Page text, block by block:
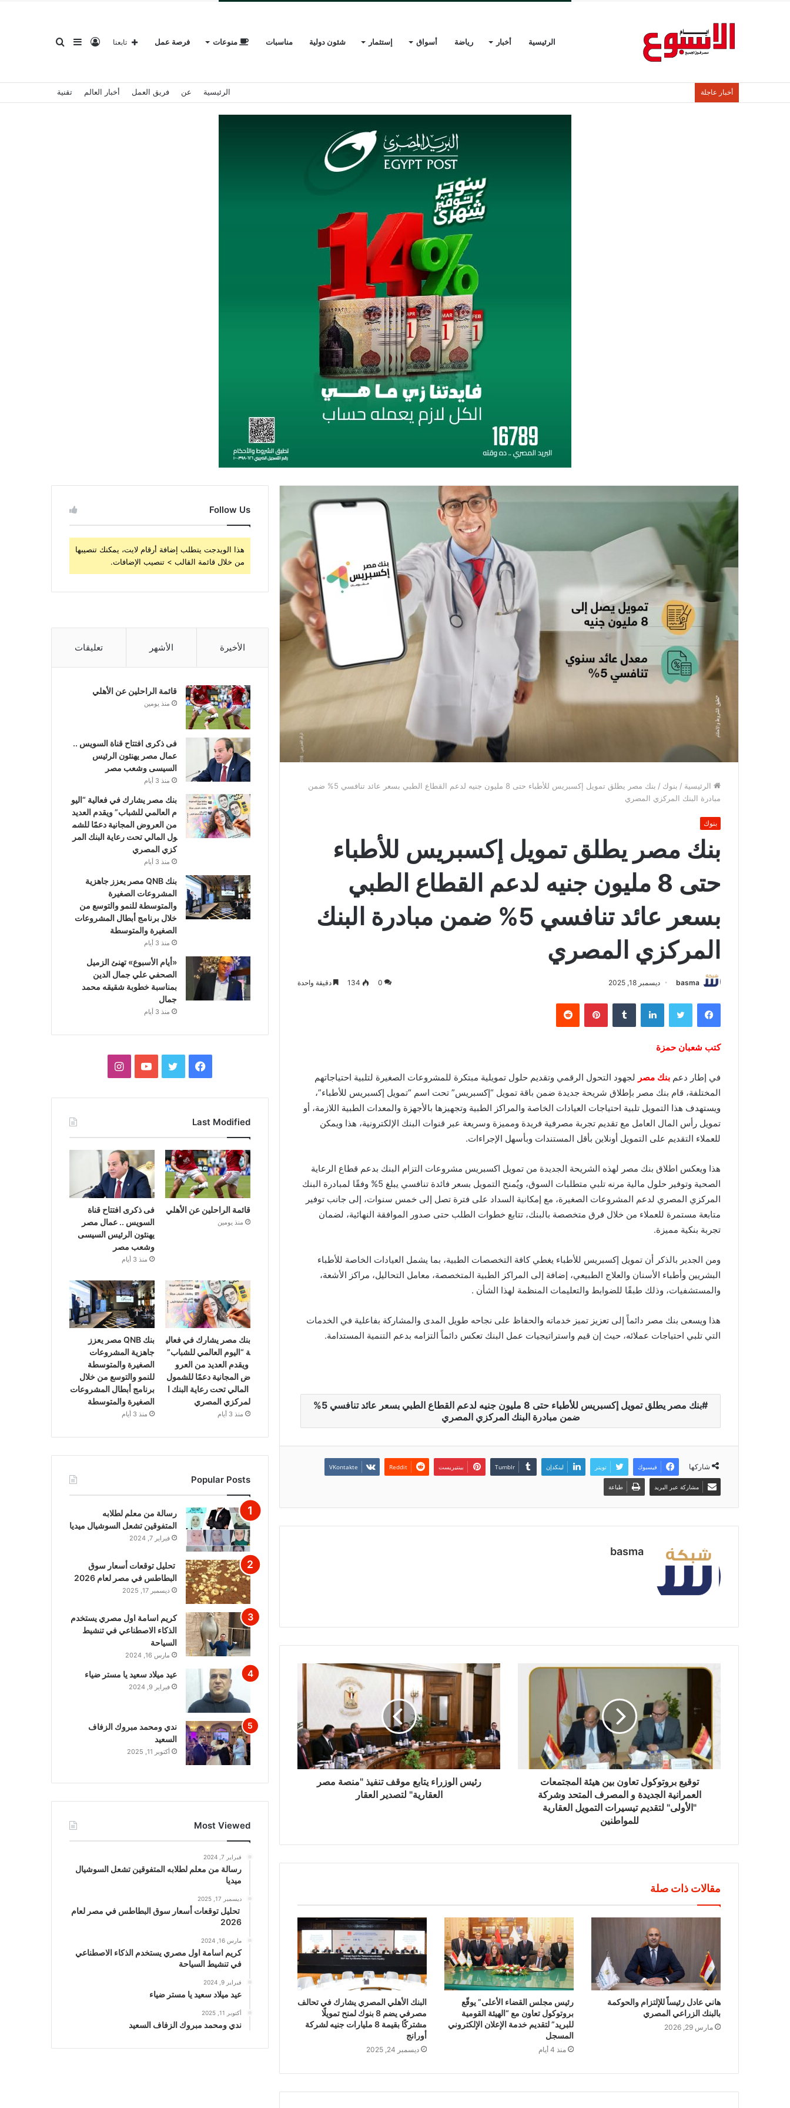
الرئيسية أخبار رياضة أسواق إستثمار شئون دولية مناسبات منوعات فرصة عمل بحثإضافةتسجيل تابعنا
أخبار عاجلة الرئيسية عن فريق العمل أخبار العالم تقنية
الرئيسية / بنوك /
بنك مصر يطلق تمويل إكسبريس للأطباء حتى 8 مليون جنيه لدعم القطاع الطبي بسعر عائد تنافسي 5% ضمن
مبادرة البنك المركزي المصري
بنوك
بنك مصر يطلق تمويل إكسبريس للأطباء
حتى 8 مليون جنيه لدعم القطاع الطبي
بسعر عائد تنافسي 5% ضمن مبادرة البنك
المركزي المصري
basma ديسمبر 18, 2025 0
134 دقيقة واحدة
فيسبوك تويتر لينكدإن بينتيريست
كتب شعبان حمزة
في إطار دعم بنك مصر لجهود التحول الرقمي وتقديم حلول تمويلية مبتكرة للمشروعات الصغيرة لتلبية احتياجاتهم
المختلفة، قام بنك مصر بإطلاق شريحة جديدة ضمن باقة تمويل “إكسبريس” تحت اسم “تمويل إكسبريس للأطباء”،
ويستهدف هذا التمويل تلبية احتياجات العيادات الخاصة والمراكز الطبية وتجهيزها بالأجهزة والمعدات الطبية اللازمة، أو
تمويل رأس المال العامل مع تقديم تجربة مصرفية فريدة ومميزة وسريعة عبر قنوات البنك الإلكترونية، هذا ويمكن
للعملاء التقديم على التمويل أونلاين بأقل المستندات وبأسهل الإجراءات.
هذا ويعكس اطلاق بنك مصر لهذه الشريحة الجديدة من تمويل اكسبريس مشروعات التزام البنك بدعم قطاع الرعاية
الصحية وتوفير حلول مالية مرنه تلبي متطلبات السوق، ويُمنح التمويل بسعر فائدة تنافسي يبلغ 5% وفقًا لمبادرة البنك
المركزي المصري لدعم المشروعات الصغيرة، مع إمكانية السداد على فترة تصل إلى خمس سنوات، إلى جانب توفير
متابعة مستمرة للعملاء من خلال فرق متخصصة بالبنك، تتابع خطوات الطلب حتى صدور الموافقة النهائية، لضمان
تجربة بنكية مميزة.
ومن الجدير بالذكر أن تمويل إكسبريس للأطباء يغطي كافة التخصصات الطبية، بما يشمل العيادات الخاصة للأطباء
البشريين وأطباء الأسنان والعلاج الطبيعي، إضافة إلى المراكز الطبية المتخصصة، معامل التحاليل، مراكز الأشعة،
والمستشفيات، وذلك طبقًا للضوابط والتعليمات المنظمة لهذا الشأن .
هذا ويسعى بنك مصر دائماً إلى تعزيز تميز خدماته والحفاظ على نجاحه طويل المدى والمشاركة بفاعلية في الخدمات
التي تلبي احتياجات عملائه، حيث إن قيم واستراتيجيات عمل البنك تعكس دائماً التزامه بدعم التنمية المستدامة.
بنك مصر يطلق تمويل إكسبريس للأطباء حتى 8 مليون جنيه لدعم القطاع الطبي بسعر عائد تنافسي 5%
ضمن مبادرة البنك المركزي المصري
شاركها فيسبوك تويتر لينكدإن بينتيريست
مشاركة عبر البريد طباعة
basma
توقيع بروتوكول تعاون بين هيئة المجتمعات
العمرانية الجديدة و المصرف المتحد وشركة
"الأولى" لتقديم تيسيرات التمويل العقارية
للمواطنين
رئيس الوزراء يتابع موقف تنفيذ "منصة مصر
العقارية" لتصدير العقار
مقالات ذات صلة
هاني عادل رئيساً للإلتزام والحوكمة
بالبنك الزراعي المصري
مارس 29, 2026
رئيس مجلس القضاء الأعلى” يوقّع
بروتوكول تعاون مع “الهيئة القومية
للبريد” لتقديم خدمة الإعلان الإلكتروني
المسجل
منذ 4 أيام
البنك الأهلي المصري يشارك في تحالف
مصرفي يضم 8 بنوك لمنح تمويلًا
مشتركًا بقيمة 8 مليارات جنيه لشركة
أورانج
ديسمبر 24, 2025
Follow Us
هذا الويدجت يتطلب إضافة أرقام لايت، يمكنك تنصيبها
من خلال قائمة القالب > تنصيب الإضافات.
الأخيرة الأشهر تعليقات
قائمة الراحلين عن الأهلي
منذ يومين
فى ذكرى افتتاح قناة السويس ..
عمال مصر يهنئون الرئيس
السيسى وشعب مصر
منذ 3 أيام
بنك مصر يشارك في فعالية “اليو
م العالمي للشباب” ويقدم العديد
من العروض المجانية دعمًا للشم
ول المالي تحت رعاية البنك المر
كزي المصري
منذ 3 أيام
بنك QNB مصر يعزز جاهزية
المشروعات الصغيرة
والمتوسطة للنمو والتوسع من
خلال برنامج أبطال المشروعات
الصغيرة والمتوسطة
منذ 3 أيام
«أيام الأسبوع» تهنئ الزميل
الصحفي علي جمال الدين
بمناسبة خطوبة شقيقه محمد
جمال
منذ 3 أيام
فيسبوكتويتر يوتيوبانستقرام
Last Modified
قائمة الراحلين عن الأهلي
منذ يومين
فى ذكرى افتتاح قناة
السويس .. عمال مصر
يهنئون الرئيس السيسى
وشعب مصر
منذ 3 أيام
بنك مصر يشارك في فعالي
ة “اليوم العالمي للشباب”
ويقدم العديد من العرو
ض المجانية دعمًا للشمول
المالي تحت رعاية البنك ا
لمركزي المصري
منذ 3 أيام
بنك QNB مصر يعزز
جاهزية المشروعات
الصغيرة والمتوسطة
للنمو والتوسع من خلال
برنامج أبطال المشروعات
الصغيرة والمتوسطة
منذ 3 أيام
Popular Posts
رسالة من معلم لطلابه
المتفوقين تشعل السوشيال ميديا
فبراير 7, 2024
تحليل توقعات أسعار سوق
البطاطس في مصر لعام 2026
ديسمبر 17, 2025
كريم اسامة اول مصري يستخدم
الذكاء الاصطناعي في تنشيط
السياحة
مارس 16, 2024
عيد ميلاد سعيد يا مستر ضياء
فبراير 9, 2024
ندي ومحمد مبروك الزفاف
السعيد
أكتوبر 11, 2025
Most Viewed
فبراير 7, 2024
رسالة من معلم لطلابه المتفوقين تشعل السوشيال
ميديا
ديسمبر 17, 2025
تحليل توقعات أسعار سوق البطاطس في مصر لعام
2026
مارس 16, 2024
كريم اسامة اول مصري يستخدم الذكاء الاصطناعي
في تنشيط السياحة
فبراير 9, 2024
عيد ميلاد سعيد يا مستر ضياء
أكتوبر 11, 2025
ندي ومحمد مبروك الزفاف السعيد